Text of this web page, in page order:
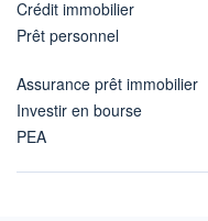
Crédit immobilier
Prêt personnel
Assurance prêt immobilier
Investir en bourse
PEA